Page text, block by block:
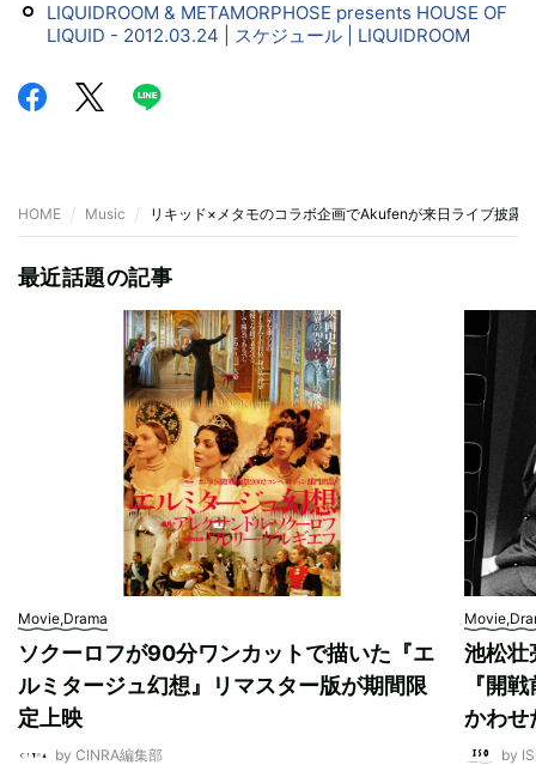
LIQUIDROOM & METAMORPHOSE presents HOUSE OF
LIQUID - 2012.03.24 | スケジュール | LIQUIDROOM
HOME Music リキッド×メタモのコラボ企画でAkufenが来日ライブ披露
最近話題の記事
Movie,Drama
ソクーロフが90分ワンカットで描いた『エ
ルミタージュ幻想』リマスター版が期間限
定上映
by CINRA編集部
池松壮
『開
かわせ
by